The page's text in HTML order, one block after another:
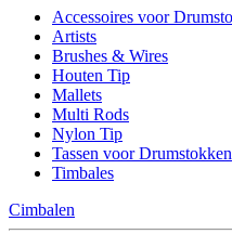
Accessoires voor
Artists
Brushes & Wires
Houten Tip
Mallets
Multi Rods
Nylon Tip
Tassen voor Drumstokken
Timbales
Cimbalen